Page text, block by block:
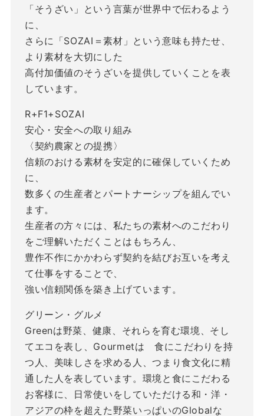
「そうざい」という言葉が世界中で伝わるよう
に、
さらに「SOZAI＝素材」という意味も持たせ、
より素材を大切にした
高付加価値のそうざいを提供していくことを表
しています。
R+F1+SOZAI
安心・安全への取り組み
〈契約農家との提携〉
信頼のおける素材を安定的に確保していくため
に、
数多くの生産者とパートナーシップを組んでい
ます。
生産者の方々には、私たちの素材へのこだわり
をご理解いただくことはもちろん、
豊作不作にかかわらず契約を結びお互いを考え
て仕事をすることで、
強い信頼関係を築き上げています。
グリーン・グルメ
Greenは野菜、健康、それらを育む環境、そし
てエコを表し、Gourmetは 食にこだわりを持
つ人、美味しさを求める人、つまり食文化に精
通した人を表しています。環境と食にこだわる
お客様に、日常使いをしていただける和・洋・
アジアの枠を超えた野菜いっぱいのGlobalな